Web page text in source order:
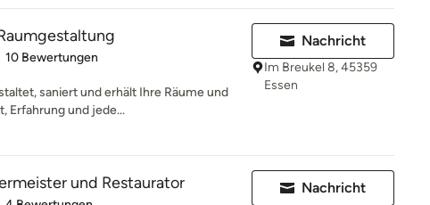
4.9 von 5 Sternen
10 Bewertungen
saniert und erhält Ihre Räume und
Erfahrung und jede...
Nachricht
Im Breukel 8, 45359
Essen
und Restaurator Nachricht